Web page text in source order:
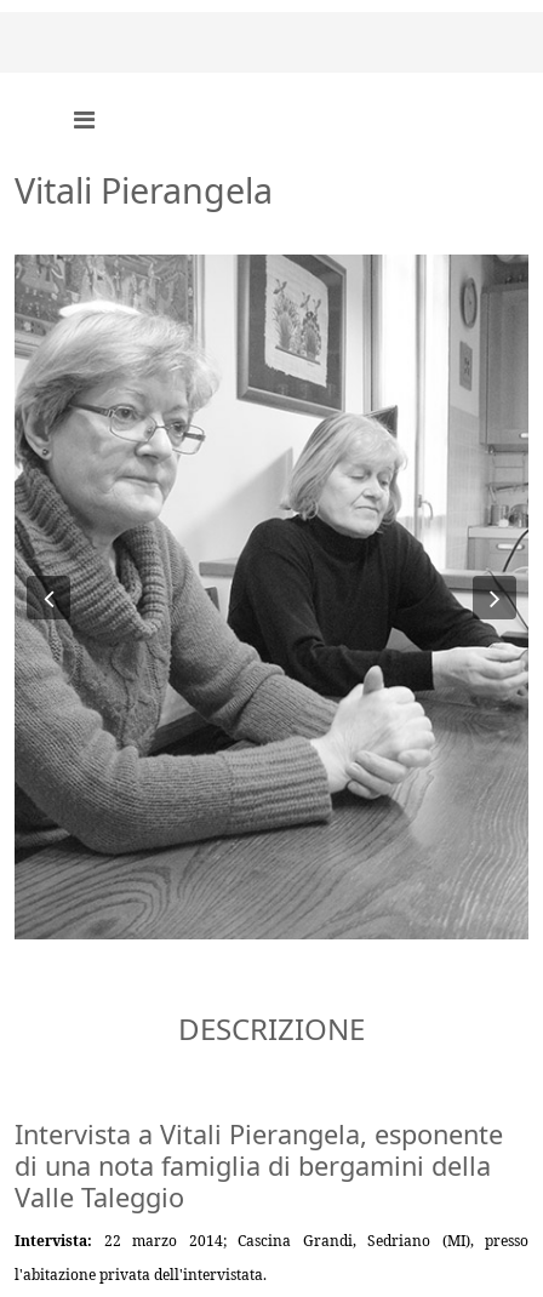
Vitali Pierangela
Previous
DESCRIZIONE
Intervista a Vitali Pierangela, esponente
di una nota famiglia di bergamini della
Valle Taleggio
Intervista: 22 marzo 2014; Cascina Grandi, Sedriano (MI), presso
l'abitazione privata dell'intervistata.